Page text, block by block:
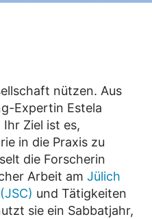
nützen. Aus
Expertin Estela
Ihr Ziel ist es,
in die Praxis zu
die Forscherin
Arbeit am Jülich
und Tätigkeiten
sie ein Sabbatjahr,